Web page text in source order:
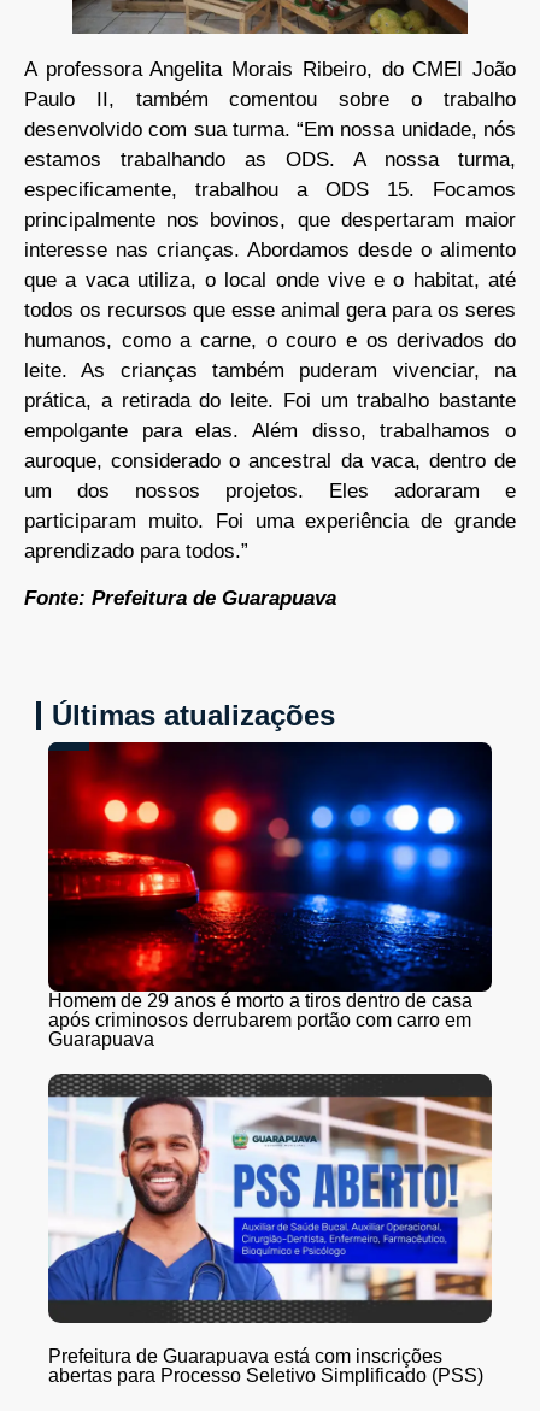
A professora Angelita Morais Ribeiro, do CMEI João
Paulo II, também comentou sobre o trabalho
desenvolvido com sua turma. “Em nossa unidade, nós
estamos trabalhando as ODS. A nossa turma,
especificamente, trabalhou a ODS 15. Focamos
principalmente nos bovinos, que despertaram maior
interesse nas crianças. Abordamos desde o alimento
que a vaca utiliza, o local onde vive e o habitat, até
todos os recursos que esse animal gera para os seres
humanos, como a carne, o couro e os derivados do
leite. As crianças também puderam vivenciar, na
prática, a retirada do leite. Foi um trabalho bastante
empolgante para elas. Além disso, trabalhamos o
auroque, considerado o ancestral da vaca, dentro de
um dos nossos projetos. Eles adoraram e
participaram muito. Foi uma experiência de grande
aprendizado para todos.”
Fonte: Prefeitura de Guarapuava
Últimas atualizações
Homem de 29 anos é morto a tiros dentro de casa
após criminosos derrubarem portão com carro em
Guarapuava
Prefeitura de Guarapuava está com inscrições
abertas para Processo Seletivo Simplificado (PSS)